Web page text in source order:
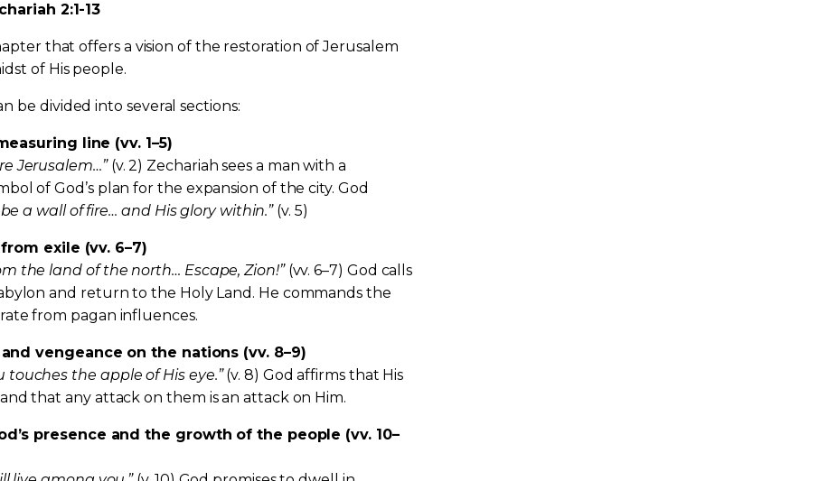
2:1-13
that offers a vision of the restoration of Jerusalem
of His people.
be divided into several sections:
line (vv. 1–5)
Jerusalem…”(v. 2) Zechariah sees a man with a
of God’s plan for the expansion of the city. God
be a wall of fire… and His glory within.”(v. 5)
exile (vv. 6–7)
the land of the north… Escape, Zion!”(vv. 6–7) God calls
and return to the Holy Land. He commands the
from pagan influences.
vengeance on the nations (vv. 8–9)
touches the apple of His eye.”(v. 8) God affirms that His
that any attack on them is an attack on Him.
presence and the growth of the people (vv. 10–